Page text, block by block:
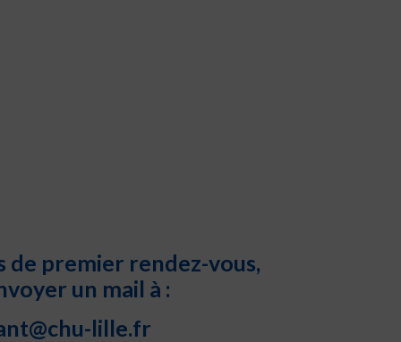
de premier rendez-vous,
un mail à :
lille.fr